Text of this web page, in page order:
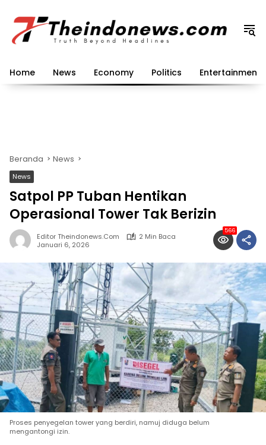
konten
Home News Economy Politics Entertainment
Beranda News
News
Satpol PP Tuban Hentikan
Operasional Tower Tak Berizin
Editor Theindonews.com
2 Min Baca
Januari 6, 2026
566
Proses penyegelan tower yang berdiri, namuj diduga belum
mengantongi izin.